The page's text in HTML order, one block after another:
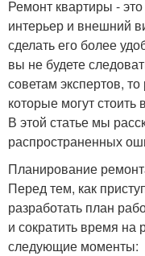
Ремонт квартиры -
интерьер и внешний
сделать его более
вы не будете
советам экспертов,
которые могут
В этой статье мы
распространенных
Планирование
Перед тем, как
разработать план
и сократить время
следующие моменты: